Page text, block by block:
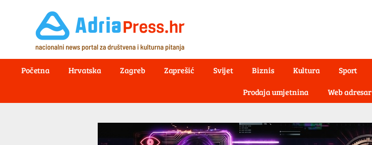
Početna Hrvatska Zagreb Zaprešić Svijet Biznis Kultura Sport
Prodaja umjetnina Web adresar